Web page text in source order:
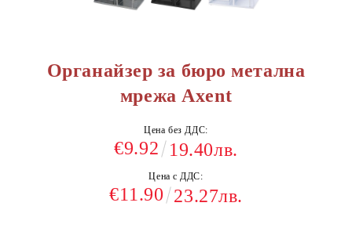
Органайзер за бюро метална
мрежа Axent
Цена без ДДС:
€9.92 19.40лв.
Цена с ДДС:
€11.90 23.27лв.